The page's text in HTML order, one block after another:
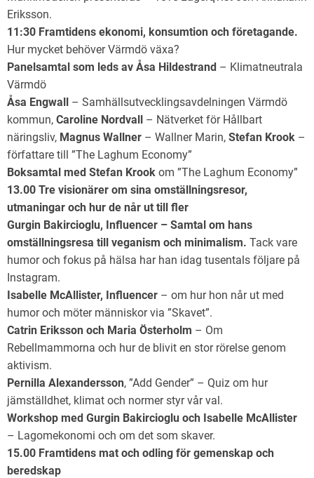
Eriksson.
11:30 Framtidens ekonomi, konsumtion och företagande.
Hur mycket behöver Värmdö växa?
Panelsamtal som leds av Åsa Hildestrand – Klimatneutrala
Värmdö
Åsa Engwall – Samhällsutvecklingsavdelningen Värmdö
kommun, Caroline Nordvall – Nätverket för Hållbart
näringsliv, Magnus Wallner – Wallner Marin, Stefan Krook –
författare till ”The Laghum Economy”
Boksamtal med Stefan Krook om ”The Laghum Economy”
13.00 Tre visionärer om sina omställningsresor,
utmaningar och hur de når ut till fler
Gurgin Bakircioglu, Influencer – Samtal om hans
omställningsresa till veganism och minimalism. Tack vare
humor och fokus på hälsa har han idag tusentals följare på
Instagram.
Isabelle McAllister, Influencer – om hur hon når ut med
humor och möter människor via ”Skavet”.
Catrin Eriksson och Maria Österholm – Om
Rebellmammorna och hur de blivit en stor rörelse genom
aktivism.
Pernilla Alexandersson, ”Add Gender” – Quiz om hur
jämställdhet, klimat och normer styr vår val.
Workshop med Gurgin Bakircioglu och Isabelle McAllister
– Lagomekonomi och om det som skaver.
15.00 Framtidens mat och odling för gemenskap och
beredskap